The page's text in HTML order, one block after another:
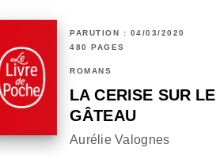
PARUTION : 04/03/2020
480 PAGES
ROMANS
LA CERISE SUR LE
GÂTEAU
Aurélie Valognes